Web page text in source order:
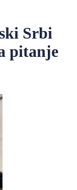
Srbi
pitanje